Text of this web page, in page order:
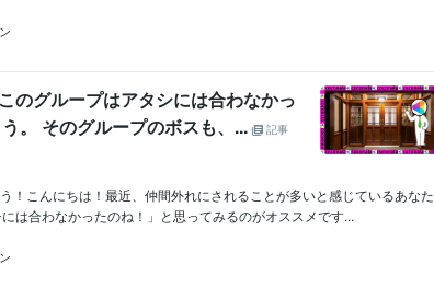
のグループはアタシには合わなかっ
。 そのグループのボスも、...
記事
！こんにちは！最近、仲間外れにされることが多いと感じているあなた
は合わなかったのね！」と思ってみるのがオススメです...